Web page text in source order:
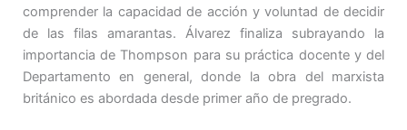
comprender la capacidad de acción y voluntad de decidir
de las filas amarantas. Álvarez finaliza subrayando la
importancia de Thompson para su práctica docente y del
Departamento en general, donde la obra del marxista
británico es abordada desde primer año de pregrado.